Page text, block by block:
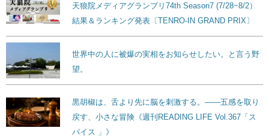
天狼院メディアグランプリ74th Season7 (7/28~8/2）
結果＆ランキング発表〔TENRO-IN GRAND PRIX〕
世界中の人に被爆の実相をお知らせしたい。と言う野
望。
黒胡椒は、舌より先に脳を刺激する。——五感を取り
戻す、小さな冒険《週刊READING LIFE Vol.367「ス
パイス 」》